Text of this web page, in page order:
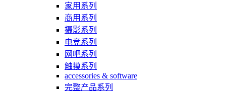
家用系列
商用系列
摄影系列
电竞系列
网吧系列
触摸系列
accessories & software
完整产品系列